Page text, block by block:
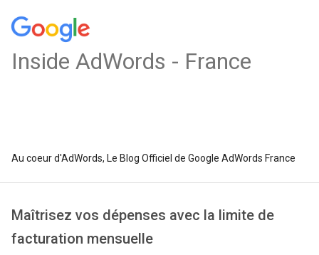
Inside AdWords - France
Au coeur d'AdWords, Le Blog Officiel de Google AdWords France
Maîtrisez vos dépenses avec la limite de
facturation mensuelle